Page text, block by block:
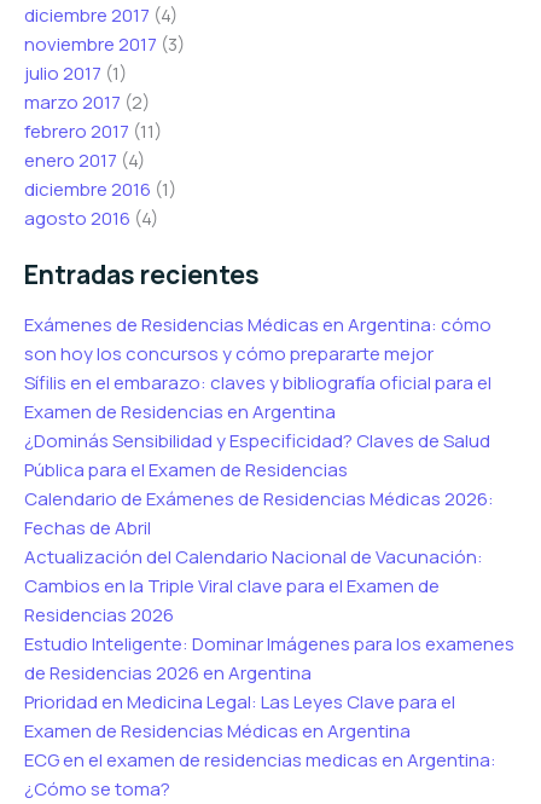
diciembre 2017 (4)
noviembre 2017 (3)
julio 2017 (1)
marzo 2017 (2)
febrero 2017 (11)
enero 2017 (4)
diciembre 2016 (1)
agosto 2016 (4)
Entradas recientes
Exámenes de Residencias Médicas en Argentina: cómo
son hoy los concursos y cómo prepararte mejor
Sífilis en el embarazo: claves y bibliografía oficial para el
Examen de Residencias en Argentina
¿Dominás Sensibilidad y Especificidad? Claves de Salud
Pública para el Examen de Residencias
Calendario de Exámenes de Residencias Médicas 2026:
Fechas de Abril
Actualización del Calendario Nacional de Vacunación:
Cambios en la Triple Viral clave para el Examen de
Residencias 2026
Estudio Inteligente: Dominar Imágenes para los examenes
de Residencias 2026 en Argentina
Prioridad en Medicina Legal: Las Leyes Clave para el
Examen de Residencias Médicas en Argentina
ECG en el examen de residencias medicas en Argentina:
¿Cómo se toma?